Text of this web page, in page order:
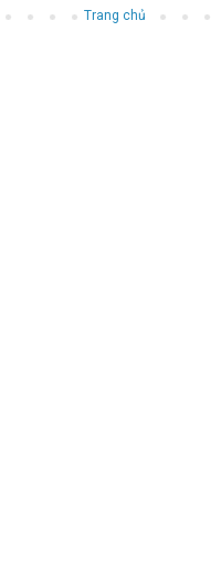
Trang chủ